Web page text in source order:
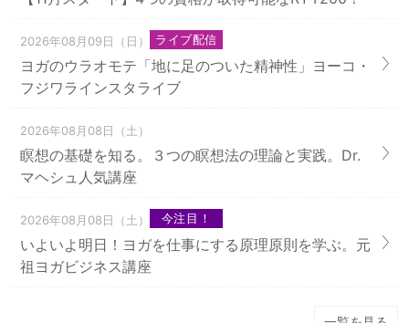
2026年08月09日（日） ライブ配信
ヨガのウラオモテ「地に足のついた精神性」ヨーコ・
フジワラインスタライブ
2026年08月08日（土）
瞑想の基礎を知る。３つの瞑想法の理論と実践。Dr.
マヘシュ人気講座
2026年08月08日（土） 今注目！
いよいよ明日！ヨガを仕事にする原理原則を学ぶ。元
祖ヨガビジネス講座